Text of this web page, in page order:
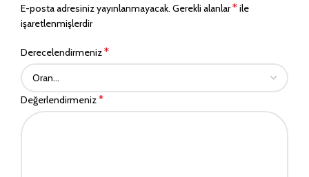
E-posta adresiniz yayınlanmayacak. Gerekli alanlar*ile
işaretlenmişlerdir
Derecelendirmeniz*
Değerlendirmeniz*